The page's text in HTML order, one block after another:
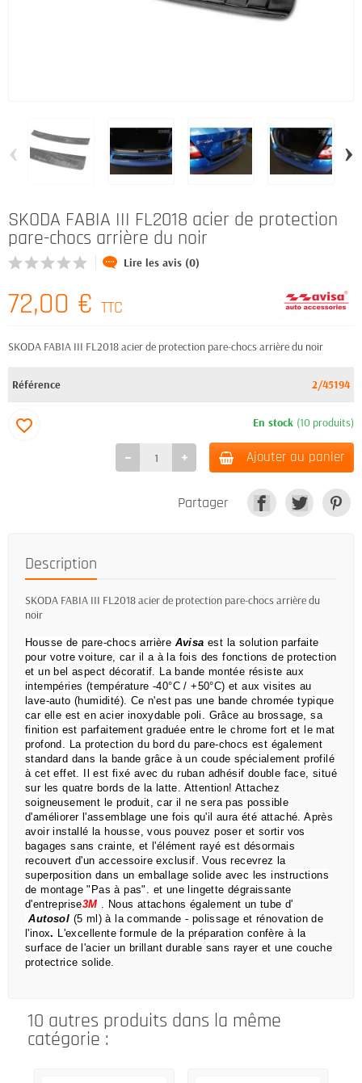
‹ ›
SKODA FABIA III FL2018 acier de protection
pare-chocs arrière du noir
Lire les avis (0)
72,00 € TTC
SKODA FABIA III FL2018 acier de protection pare-chocs arrière du noir
Référence 2/45194
En stock (10 produits)
Ajouter au panier
favorite_border
Partager
Description
SKODA FABIA III FL2018 acier de protection pare-chocs arrière du
noir
Housse de pare-chocs arrière Avisa est la solution parfaite
pour votre voiture, car il a à la fois des fonctions de protection
et un bel aspect décoratif. La bande montée résiste aux
intempéries (température -40°C / +50°C) et aux visites au
lave-auto (humidité). Ce n'est pas une bande chromée typique
car elle est en acier inoxydable poli. Grâce au brossage, sa
finition est parfaitement graduée entre le chrome fort et le mat
profond. La protection du bord du pare-chocs est également
standard dans la bande grâce à un coude spécialement profilé
à cet effet.
Il est fixé avec du ruban adhésif double face, situé
sur les quatre bords de la latte. Attention!Attachez
soigneusement le produit, car il ne sera pas possible
d'améliorer l'assemblage une fois qu'il aura été attaché.Après
avoir installé la housse, vous pouvez poser et sortir vos
bagages sans crainte, et l'élément rayé est désormais
recouvert d'un accessoire exclusif.Vous recevrez la
superposition dans un emballage solide avec les instructions
de montage "Pas à pas". et une lingette dégraissante
d'entreprise3M . Nous attachons également un tube d'
Autosol (5 ml) à la commande - polissage et rénovation de
l'inox. L'excellente formule de la préparation confère à la
surface de l'acier un brillant durable sans rayer et une couche
protectrice solide.
10 autres produits dans la même
catégorie :